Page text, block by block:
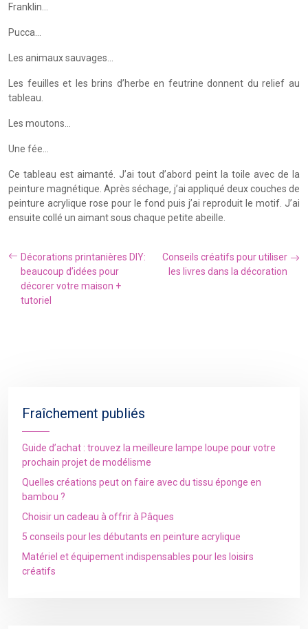
Franklin…
Pucca…
Les animaux sauvages…
Les feuilles et les brins d’herbe en feutrine donnent du relief au
tableau.
Les moutons…
Une fée…
Ce tableau est aimanté. J’ai tout d’abord peint la toile avec de la
peinture magnétique. Après séchage, j’ai appliqué deux couches de
peinture acrylique rose pour le fond puis j’ai reproduit le motif. J’ai
ensuite collé un aimant sous chaque petite abeille.
Décorations printanières DIY:
beaucoup d’idées pour
décorer votre maison +
tutoriel
Conseils créatifs pour utiliser
les livres dans la décoration
Fraîchement publiés
Guide d’achat : trouvez la meilleure lampe loupe pour votre
prochain projet de modélisme
Quelles créations peut on faire avec du tissu éponge en
bambou ?
Choisir un cadeau à offrir à Pâques
5 conseils pour les débutants en peinture acrylique
Matériel et équipement indispensables pour les loisirs
créatifs